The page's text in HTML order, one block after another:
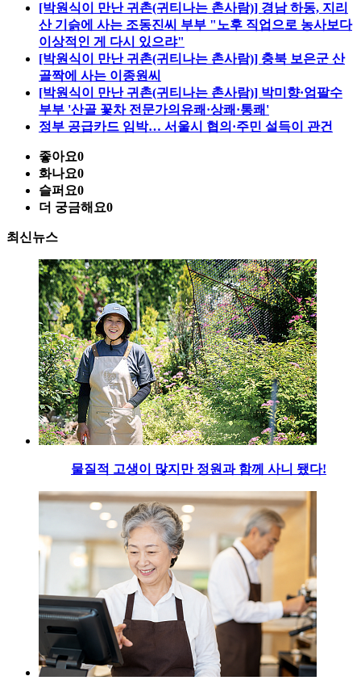
[박원식이 만난 귀촌(귀티나는 촌사람)] 경남 하동, 지리
산 기슭에 사는 조동진씨 부부 "노후 직업으로 농사보다
이상적인 게 다시 있으랴"
[박원식이 만난 귀촌(귀티나는 촌사람)] 충북 보은군 산
골짝에 사는 이종원씨
[박원식이 만난 귀촌(귀티나는 촌사람)] 박미향·엄팔수
부부 '산골 꽃차 전문가의유쾌·상쾌·통쾌'
정부 공급카드 임박… 서울시 협의·주민 설득이 관건
좋아요0
화나요0
슬퍼요0
더 궁금해요0
최신뉴스
물질적 고생이 많지만 정원과 함께 사니 됐다!